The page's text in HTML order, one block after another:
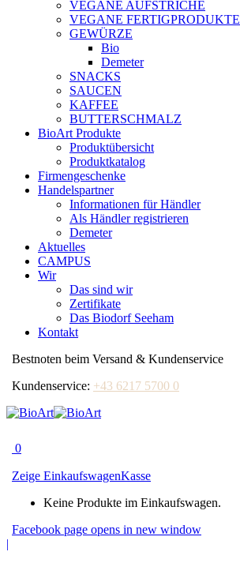
VEGANE AUFSTRICHE
VEGANE FERTIGPRODUKTE
GEWÜRZE
Bio
Demeter
SNACKS
SAUCEN
KAFFEE
BUTTERSCHMALZ
BioArt Produkte
Produktübersicht
Produktkatalog
Firmengeschenke
Handelspartner
Informationen für Händler
Als Händler registrieren
Demeter
Aktuelles
CAMPUS
Wir
Das sind wir
Zertifikate
Das Biodorf Seeham
Kontakt
Bestnoten beim Versand & Kundenservice
Kundenservice: +43 6217 5700 0
0
Zeige EinkaufswagenKasse
Keine Produkte im Einkaufswagen.
Facebook page opens in new window
|